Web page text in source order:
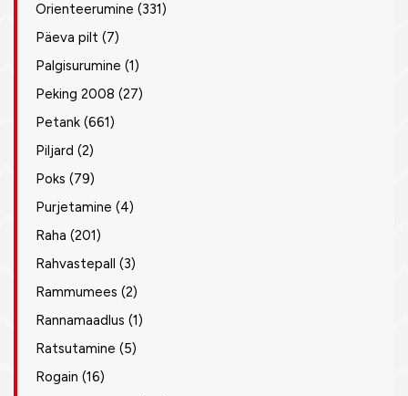
Orienteerumine (331)
Päeva pilt (7)
Palgisurumine (1)
Peking 2008 (27)
Petank (661)
Piljard (2)
Poks (79)
Purjetamine (4)
Raha (201)
Rahvastepall (3)
Rammumees (2)
Rannamaadlus (1)
Ratsutamine (5)
Rogain (16)